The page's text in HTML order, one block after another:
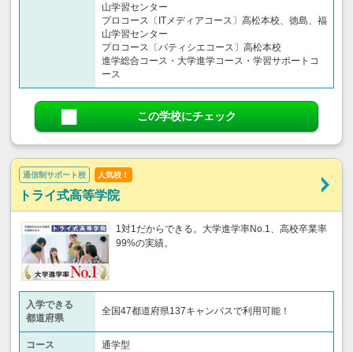
山学習センター
プロコース〔ITメディアコース〕高松本校、徳島、福
山学習センター
プロコース〔パティシエコース〕高松本校
進学総合コース・大学進学コース・学習サポートコ
ース
この学校にチェック
通信制サポート校 人気校！
トライ式高等学院
1対1だからできる。大学進学率No.1、高校卒業率
99%の実績。
入学できる
都道府県
全国47都道府県137キャンパスで利用可能！
コース
通学型